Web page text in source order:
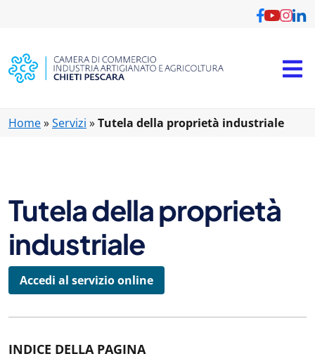
Home»Servizi »Tutela della proprietà industriale
Tutela della proprietà
industriale
Accedi al servizio online
INDICE DELLA PAGINA